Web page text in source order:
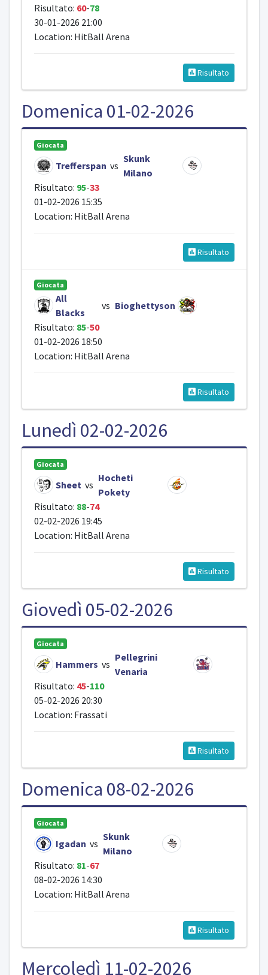
Risultato: 60-78
30-01-2026 21:00
Location: HitBall Arena
Risultato
Domenica 01-02-2026
Giocata
Trefferspan vs
Skunk
Milano
Risultato: 95-33
01-02-2026 15:35
Location: HitBall Arena
Risultato
Giocata
All
Blacks
vs Bioghettyson
Risultato: 85-50
01-02-2026 18:50
Location: HitBall Arena
Risultato
Lunedì 02-02-2026
Giocata
Sheet vs
Hocheti
Pokety
Risultato: 88-74
02-02-2026 19:45
Location: HitBall Arena
Risultato
Giovedì 05-02-2026
Giocata
Hammers vs
Pellegrini
Venaria
Risultato: 45-110
05-02-2026 20:30
Location: Frassati
Risultato
Domenica 08-02-2026
Giocata
Igadan vs
Skunk
Milano
Risultato: 81-67
08-02-2026 14:30
Location: HitBall Arena
Risultato
Mercoledì 11-02-2026